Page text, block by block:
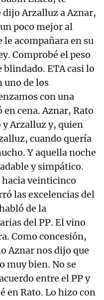
dijo Arzalluz a Aznar,
poco mejor al
le acompañara en su
Comprobé el peso
blindado. ETA casi lo
uno de los
con una
cena. Aznar, Rato
y Arzalluz y, quien
cuando quería
Y aquella noche
y simpático.
hacia veinticinco
las excelencias del
de la
del PP. El vino
Como concesión,
Aznar nos dijo que
muy bien. No se
entre el PP y
en Rato. Lo hizo con